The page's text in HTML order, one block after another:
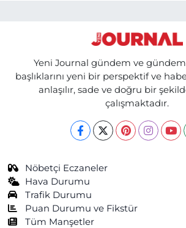
Yeni Journal gündem ve
başlıklarını yeni bir perspektif ve
anlaşılır, sade ve doğru bir
çalışmaktadır.
Nöbetçi Eczaneler
Hava Durumu
Trafik Durumu
Puan Durumu ve Fikstür
Tüm Manşetler